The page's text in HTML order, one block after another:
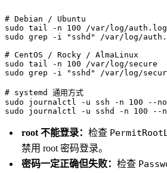
# Debian / Ubuntu
sudo tail -n 100 /var/log/auth.log
sudo grep -i "sshd" /var/log/
# CentOS / Rocky / AlmaLinux
sudo tail -n 100 /var/log/secure
sudo grep -i "sshd" /var/log/
# systemd 通用方式
sudo journalctl -u ssh -n 100 --
sudo journalctl -u sshd -n 100 --
root 不能登录： 检查
禁用 root 密码登录。
密码一定正确但失败： 检查